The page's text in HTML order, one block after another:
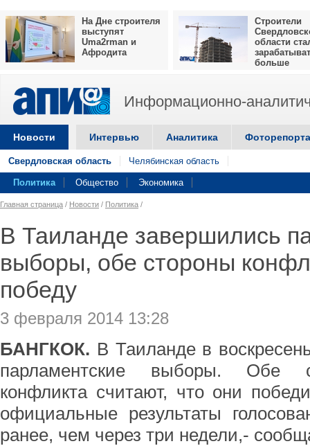
На Дне строителя
выступят
Uma2rman и
Афродита
Строители
области
больше
Информационно-
Новости Интервью Аналитика
Свердловская область Челябинская область
Политика Общество Экономика
Главная страница / Новости / Политика /
В Таиланде завершились
выборы, обе стороны
победу
3 февраля 2014 13:28
БАНГКОК. В Таиланде в
парламентские выборы. Обе
конфликта считают, что они
официальные результаты
ранее, чем через три недели,-